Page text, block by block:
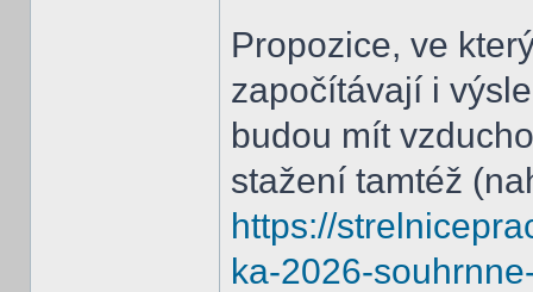
Propozice, ve
započítávají i
budou mít
stažení tamtéž
https://
ka-2026-